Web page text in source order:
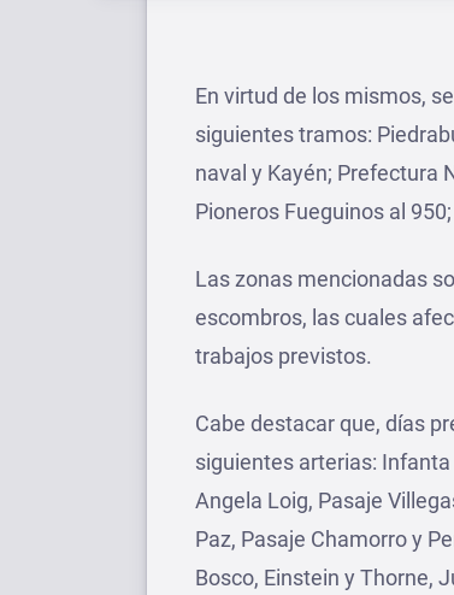
En virtud de los mismos,
siguientes tramos:
naval y Kayén; Prefectura
Pioneros Fueguinos al
Las zonas mencionadas
escombros, las cuales
trabajos previstos.
Cabe destacar que, días
siguientes arterias:
Angela Loig, Pasaje
Paz, Pasaje Chamorro y
Bosco, Einstein y Thorne,